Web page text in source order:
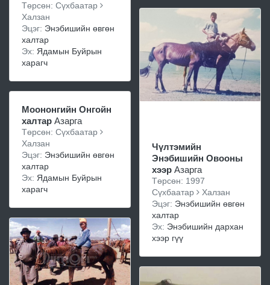
Төрсөн: Сүхбаатар
Халзан
Эцэг: Энэбишийн өвгөн
халтар
Эх: Ядамын Буйрын
харагч
Моононгийн Онгойн
халтар Азарга
Төрсөн: Сүхбаатар
Халзан
Эцэг: Энэбишийн өвгөн
халтар
Эх: Ядамын Буйрын
харагч
Чүлтэмийн
Энэбишийн Овооны
хээр Азарга
Төрсөн: 1997
Сүхбаатар
Халзан
Эцэг: Энэбишийн өвгөн
халтар
Эх: Энэбишийн дархан
хээр гүү